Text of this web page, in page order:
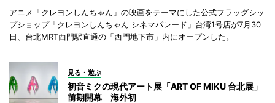
アニメ「クレヨンしんちゃん」の映画をテーマにした公式フラッグシッ
プショップ「クレヨンしんちゃん シネマパレード」台湾1号店が7月30
日、台北MRT西門駅直通の「西門地下市」内にオープンした。
見る・遊ぶ
初音ミクの現代アート展「ART OF MIKU 台北展」
前期開幕 海外初